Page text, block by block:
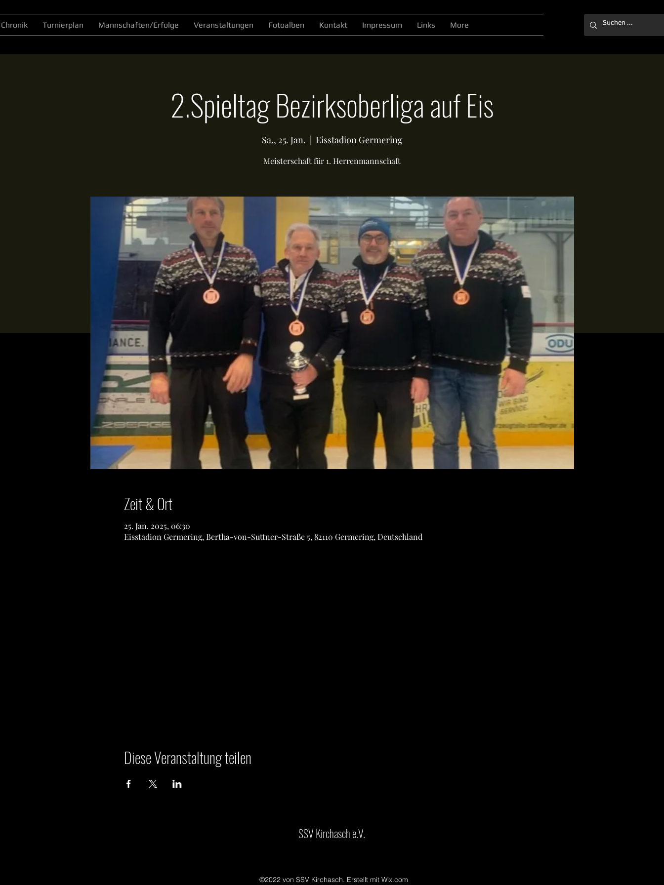
Chronik Turnierplan Mannschaften/Erfolge Veranstaltungen Fotoalben Kontakt Impressum Links More
2.Spieltag Bezirksoberliga auf Eis
Sa., 25. Jan.
  |
Eisstadion Germering
Meisterschaft für 1. Herrenmannschaft
Zeit & Ort
25. Jan. 2025, 06:30
Eisstadion Germering, Bertha-von-Suttner-Straße 5, 82110 Germering, Deutschland
Diese Veranstaltung teilen
SSV Kirchasch e.V.
©2022 von SSV Kirchasch. Erstellt mit Wix.com